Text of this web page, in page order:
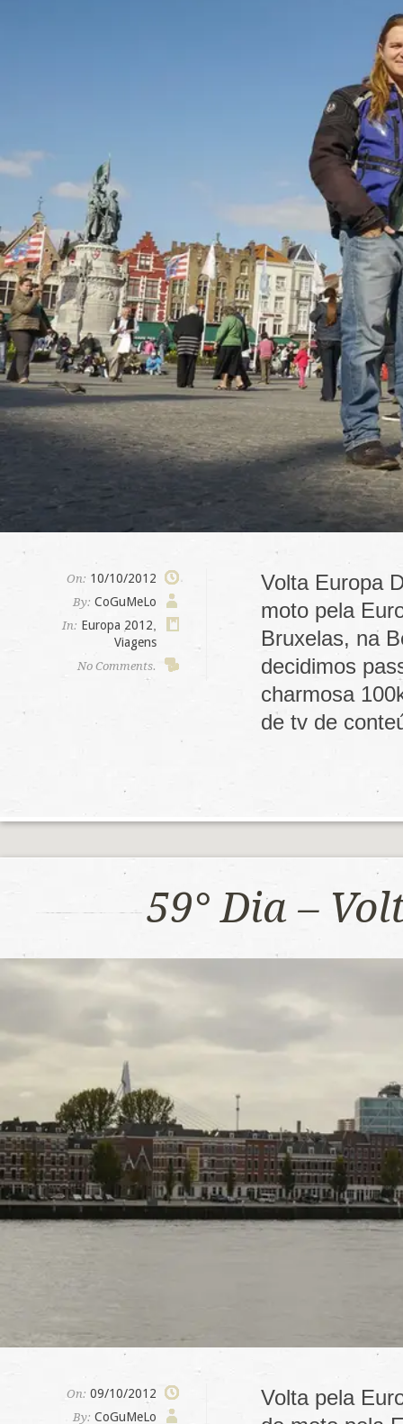
On: 10/10/2012
By: CoGuMeLo
In: Europa 2012
Viagens
No Comments.
Volta Europa
moto pela
Bruxelas, na
decidimos
charmosa
de tv de
59° Dia –
On: 09/10/2012
By: CoGuMeLo
Volta pela